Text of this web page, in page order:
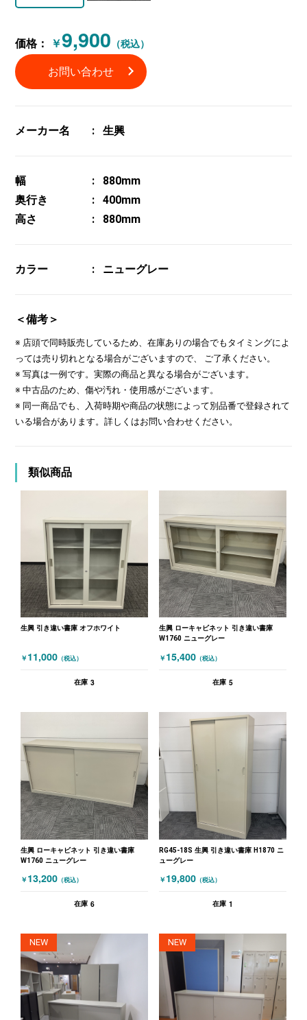
価格： ￥9,900 （税込）
お問い合わせ
メーカー名 生興
幅
880mm
奥行き
400mm
高さ
880mm
カラー ニューグレー
＜備考＞
※ 店頭で同時販売しているため、在庫ありの場合でもタイミングによ
っては売り切れとなる場合がございますので、 ご了承ください。
※ 写真は一例です。実際の商品と異なる場合がございます。
※ 中古品のため、傷や汚れ・使用感がございます。
※ 同一商品でも、入荷時期や商品の状態によって別品番で登録されて
いる場合があります。詳しくはお問い合わせください。
類似商品
生興 引き違い書庫 オフホワイト
￥ 11,000 （税込）
在庫 3
生興 ローキャビネット 引き違い書庫
W1760 ニューグレー
￥ 15,400 （税込）
在庫 5
生興 ローキャビネット 引き違い書庫
W1760 ニューグレー
￥ 13,200 （税込）
在庫 6
RG45-18S 生興 引き違い書庫 H1870 ニ
ューグレー
￥ 19,800 （税込）
在庫 1
NEW NEW